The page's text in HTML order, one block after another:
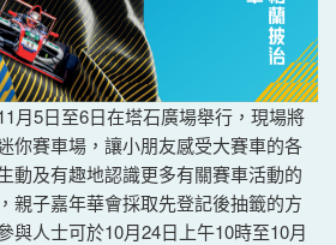
月5日至6日在塔石廣場舉行，現場將
你賽車場，讓小朋友感受大賽車的各
動及有趣地認識更多有關賽車活動的
親子嘉年華會採取先登記後抽籤的方
與人士可於10月24日上午10時至10月